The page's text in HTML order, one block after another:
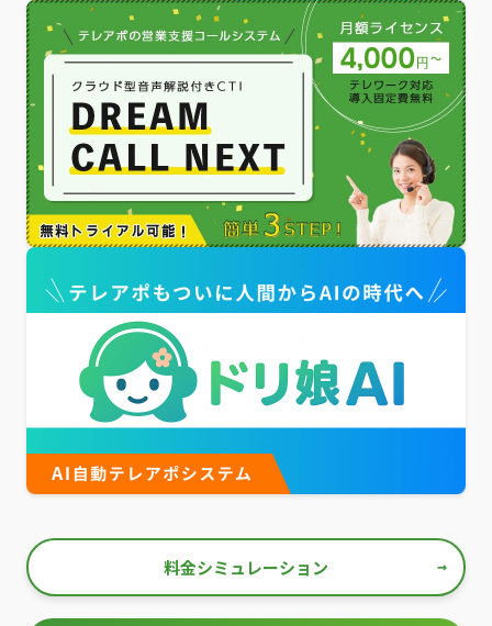
料金シミュレーション →